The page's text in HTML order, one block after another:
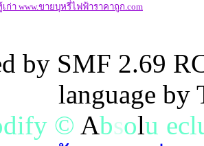
ก่า www.ขายบุหรี่ไฟฟ้าราคาถูก.com
by SMF 2.69
language
dify © Absolu ecl